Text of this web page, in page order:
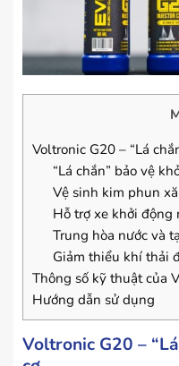
Voltronic G20 – “Lá
“Lá chắn” bảo vệ
Vệ sinh kim phun
Hỗ trợ xe khởi động
Trung hòa nước và
Giảm thiểu khí thải
Thông số kỹ thuật của
Hướng dẫn sử dụng
Voltronic G20 –